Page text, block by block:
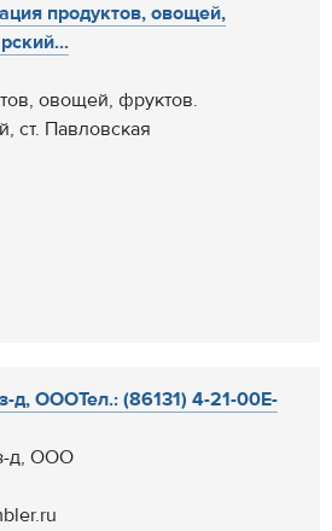
продуктов, овощей,
овощей, фруктов.
ст. Павловская
д, ОООТел.: (86131) 4-21-00E-
д, ООО